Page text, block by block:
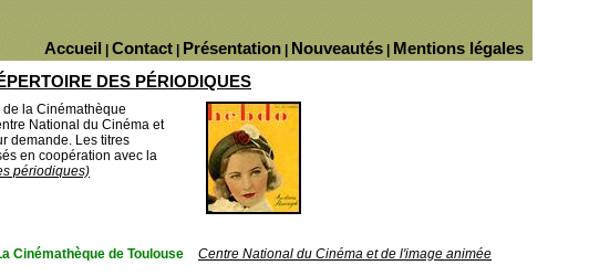
Mentions légales
Nouveautés
Présentation
Contact
Accueil
DES PÉRIODIQUES
la Cinémathèque
National du Cinéma et
demande. Les titres
en coopération avec la
périodiques)
Cinémathèque de Toulouse
Centre National du Cinéma et de l'image animée